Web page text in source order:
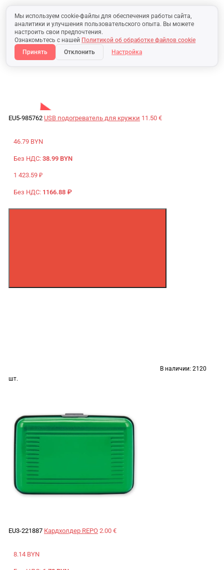
Мы используем cookie-файлы для обеспечения работы сайта,
аналитики и улучшения пользовательского опыта. Вы можете
настроить свои предпочтения.
Ознакомьтесь с нашей Политикой об обработке файлов cookie
Принять
Отклонить Настройка
EU5-985762 USB подогреватель для кружки 11.50 €
46.79 BYN
Без НДС: 38.99 BYN
1 423.59 ₽
Без НДС: 1166.88 ₽
В наличии: 2120
шт.
EU3-221887 Кардхолдер REPO 2.00 €
8.14 BYN